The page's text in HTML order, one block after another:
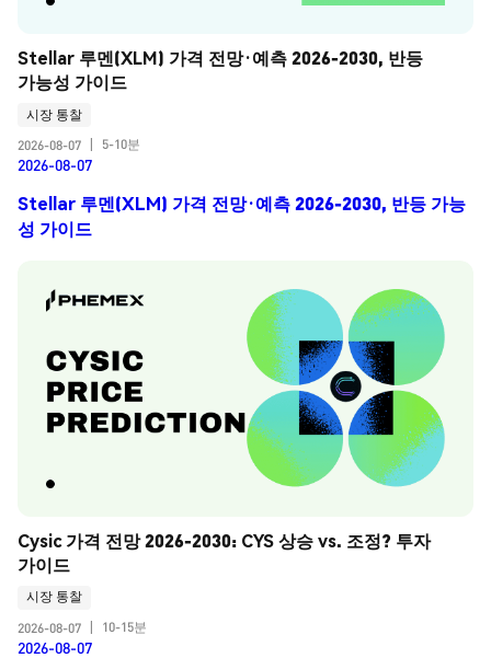
Stellar 루멘(XLM) 가격 전망·예측 2026-2030, 반등
가능성 가이드
시장 통찰
2026-08-07
5-10분
2026-08-07
Stellar 루멘(XLM) 가격 전망·예측 2026-2030, 반등 가능
성 가이드
Cysic 가격 전망 2026-2030: CYS 상승 vs. 조정? 투자
가이드
시장 통찰
2026-08-07
10-15분
2026-08-07